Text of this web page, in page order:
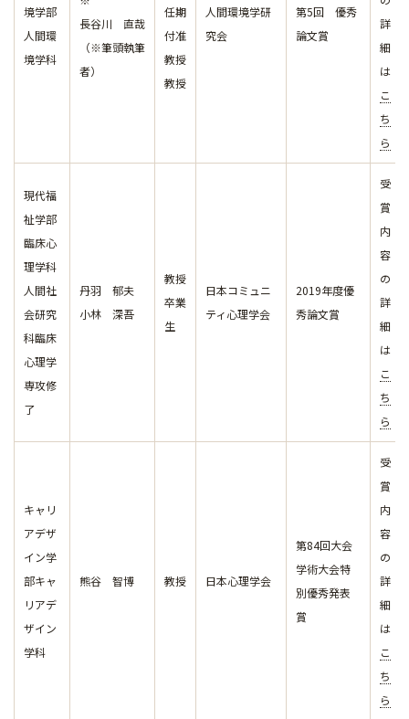
境学部
人間環
境学科
長谷川 直哉
（※筆頭執筆
者）
任期
付准
教授
教授
人間環境学研
究会
第5回 優秀
論文賞
詳
細
は
こ
ち
ら
現代福
祉学部
臨床心
理学科
人間社
会研究
科臨床
心理学
専攻修
了
丹羽 郁夫
小林
深吾
教授
卒業
生
日本コミュニ
ティ心理学会
2019年度優
秀論文賞
受
賞
内
容
の
詳
細
は
こ
ち
ら
キャリ
アデザ
イン学
部キャ
リアデ
ザイン
学科
熊谷 智博 教授 日本心理学会
第84回大会
学術大会特
別優秀発表
賞
受
賞
内
容
の
詳
細
は
こ
ち
ら